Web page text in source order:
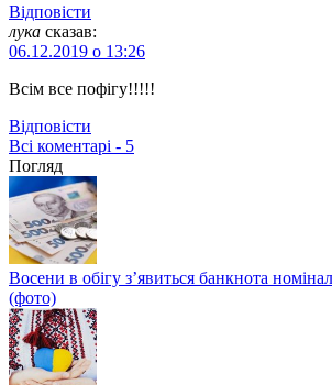
Відповіcти
лука сказав:
06.12.2019 о 13:26
Всім все пофігу!!!!!
Відповіcти
Всі коментарі - 5
Погляд
Восени в обігу з’явиться банкнота
(фото)